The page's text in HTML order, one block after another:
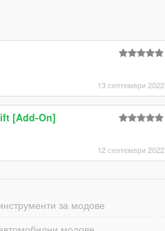
13 септември 2022
[Add-On]
12 септември 2022
за модове